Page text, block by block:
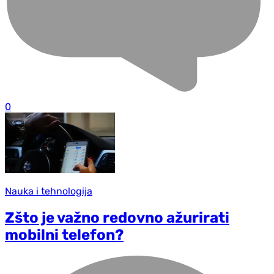
0
Nauka i tehnologija
Zšto je važno redovno ažurirati
mobilni telefon?